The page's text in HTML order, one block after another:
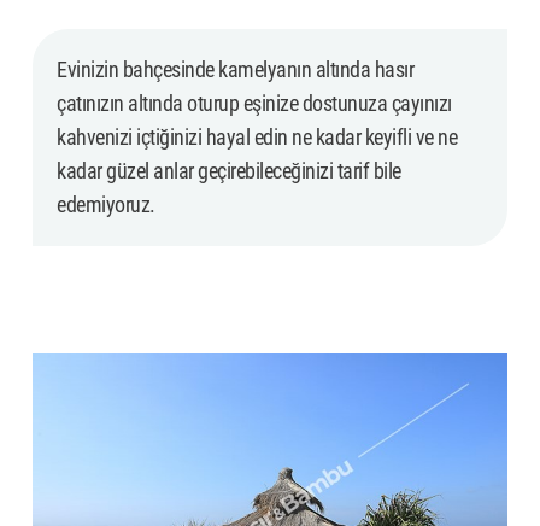
Evinizin bahçesinde kamelyanın altında hasır
çatınızın altında oturup eşinize dostunuza çayınızı
kahvenizi içtiğinizi hayal edin ne kadar keyifli ve ne
kadar güzel anlar geçirebileceğinizi tarif bile
edemiyoruz.